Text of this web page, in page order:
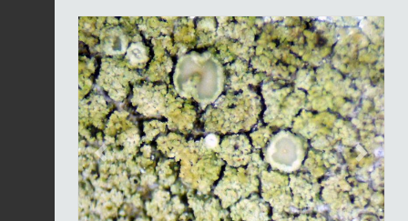
Previous Next